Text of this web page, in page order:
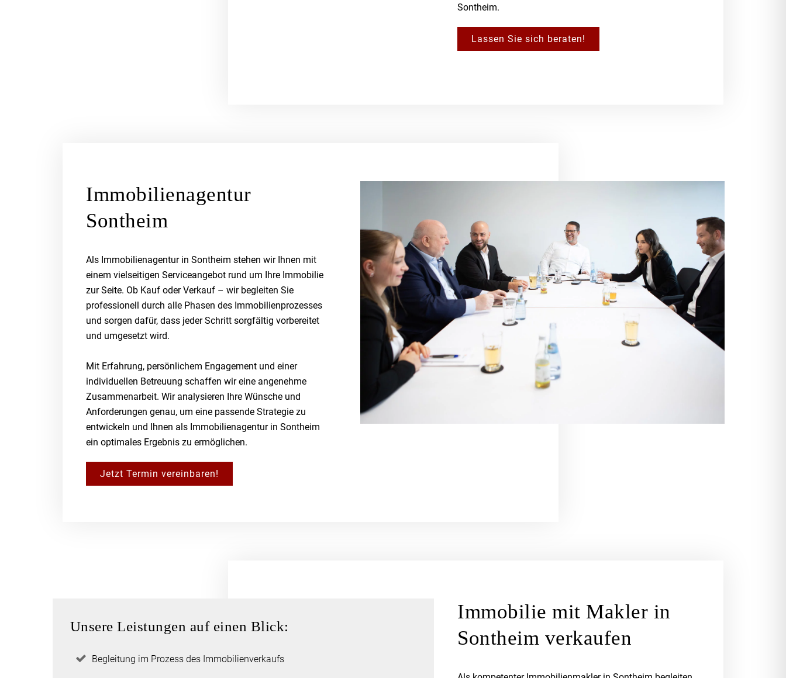
Sontheim.
Lassen Sie sich beraten!
Immobilienagentur
Sontheim
Als Immobilienagentur in Sontheim stehen wir Ihnen mit
einem vielseitigen Serviceangebot rund um Ihre Immobilie
zur Seite. Ob Kauf oder Verkauf – wir begleiten Sie
professionell durch alle Phasen des Immobilienprozesses
und sorgen dafür, dass jeder Schritt sorgfältig vorbereitet
und umgesetzt wird.
Mit Erfahrung, persönlichem Engagement und einer
individuellen Betreuung schaffen wir eine angenehme
Zusammenarbeit. Wir analysieren Ihre Wünsche und
Anforderungen genau, um eine passende Strategie zu
entwickeln und Ihnen als Immobilienagentur in Sontheim
ein optimales Ergebnis zu ermöglichen.
Jetzt Termin vereinbaren!
Unsere Leistungen auf einen Blick:
Begleitung im Prozess des Immobilienverkaufs
Immobilie mit Makler in
Sontheim verkaufen